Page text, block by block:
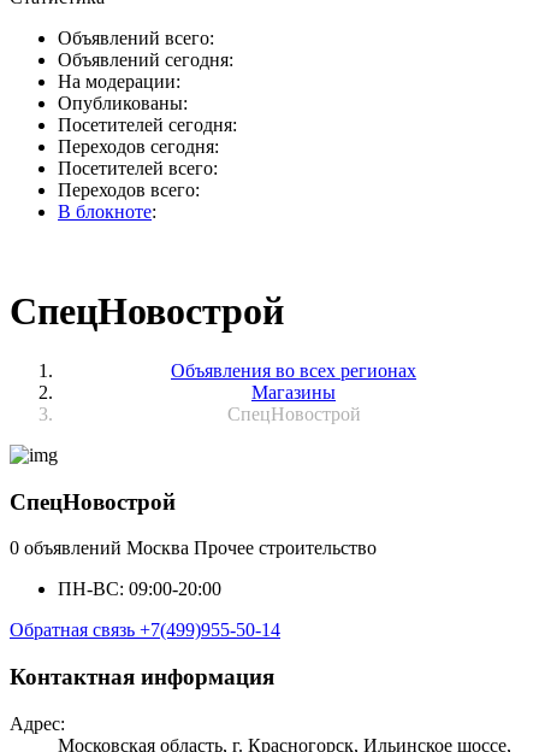
Объявлений всего:
Объявлений сегодня:
На модерации:
Опубликованы:
Посетителей сегодня:
Переходов сегодня:
Посетителей всего:
Переходов всего:
В блокноте:
СпецНовострой
Объявления во всех регионах
Магазины
СпецНовострой
СпецНовострой
0 объявлений Москва Прочее строительство
ПН-ВС: 09:00-20:00
Обратная связь +7(499)955-50-14
Контактная информация
Адрес:
Московская область, г. Красногорск, Ильинское шоссе,